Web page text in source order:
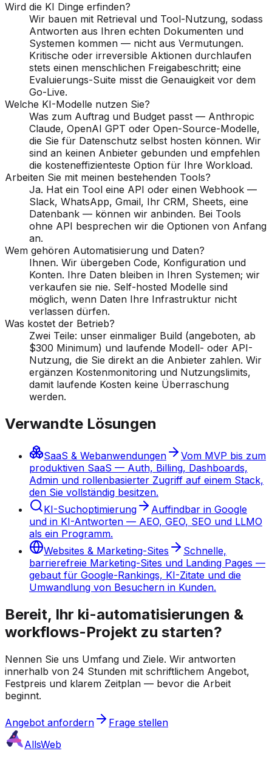
Wird die KI Dinge erfinden?
Wir bauen mit Retrieval und Tool-Nutzung, sodass
Antworten aus Ihren echten Dokumenten und
Systemen kommen — nicht aus Vermutungen.
Kritische oder irreversible Aktionen durchlaufen
stets einen menschlichen Freigabeschritt; eine
Evaluierungs-Suite misst die Genauigkeit vor dem
Go-Live.
Welche KI-Modelle nutzen Sie?
Was zum Auftrag und Budget passt — Anthropic
Claude, OpenAI GPT oder Open-Source-Modelle,
die Sie für Datenschutz selbst hosten können. Wir
sind an keinen Anbieter gebunden und empfehlen
die kosteneffizienteste Option für Ihre Workload.
Arbeiten Sie mit meinen bestehenden Tools?
Ja. Hat ein Tool eine API oder einen Webhook —
Slack, WhatsApp, Gmail, Ihr CRM, Sheets, eine
Datenbank — können wir anbinden. Bei Tools
ohne API besprechen wir die Optionen von Anfang
an.
Wem gehören Automatisierung und Daten?
Ihnen. Wir übergeben Code, Konfiguration und
Konten. Ihre Daten bleiben in Ihren Systemen; wir
verkaufen sie nie. Self-hosted Modelle sind
möglich, wenn Daten Ihre Infrastruktur nicht
verlassen dürfen.
Was kostet der Betrieb?
Zwei Teile: unser einmaliger Build (angeboten, ab
$300 Minimum) und laufende Modell- oder API-
Nutzung, die Sie direkt an die Anbieter zahlen. Wir
ergänzen Kostenmonitoring und Nutzungslimits,
damit laufende Kosten keine Überraschung
werden.
Verwandte Lösungen
SaaS & Webanwendungen
Vom MVP bis zum
produktiven SaaS — Auth, Billing, Dashboards,
Admin und rollenbasierter Zugriff auf einem Stack,
den Sie vollständig besitzen.
KI-Suchoptimierung
Auffindbar in Google
und in KI-Antworten — AEO, GEO, SEO und LLMO
als ein Programm.
Websites & Marketing-Sites
Schnelle,
barrierefreie Marketing-Sites und Landing Pages —
gebaut für Google-Rankings, KI-Zitate und die
Umwandlung von Besuchern in Kunden.
Bereit, Ihr ki-automatisierungen &
workflows-Projekt zu starten?
Nennen Sie uns Umfang und Ziele. Wir antworten
innerhalb von 24 Stunden mit schriftlichem Angebot,
Festpreis und klarem Zeitplan — bevor die Arbeit
beginnt.
Angebot anfordern
Frage stellen
AllsWeb